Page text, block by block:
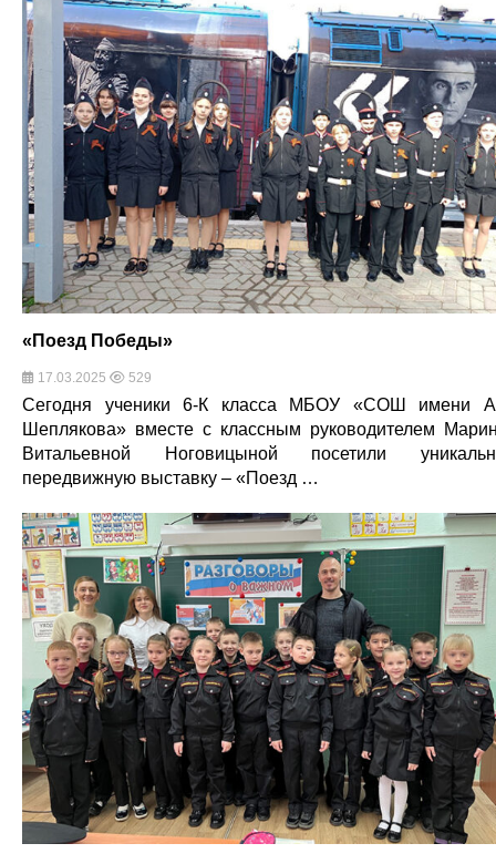
«Поезд Победы»
17.03.2025 529
Сегодня ученики 6-К класса МБОУ «СОШ имени
Шеплякова» вместе с классным руководителем
Витальевной Ноговицыной посетили
передвижную выставку – «Поезд …